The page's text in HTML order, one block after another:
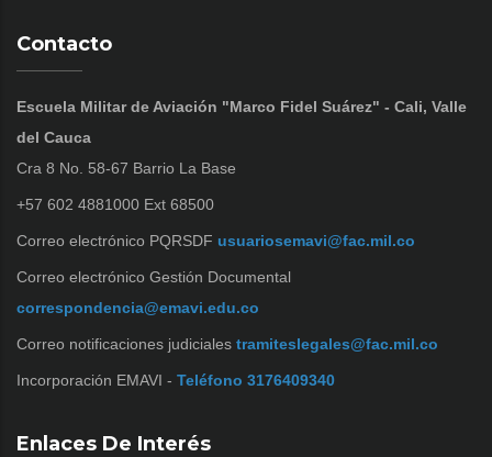
Contacto
Escuela Militar de Aviación "Marco Fidel Suárez" - Cali, Valle
del Cauca
Cra 8 No. 58-67 Barrio La Base
+57 602 4881000 Ext 68500
Correo electrónico PQRSDF usuariosemavi@fac.mil.co
Correo electrónico Gestión Documental
correspondencia@emavi.edu.co
Correo notificaciones judiciales tramiteslegales@fac.mil.co
Incorporación EMAVI - Teléfono 3176409340
Enlaces De Interés